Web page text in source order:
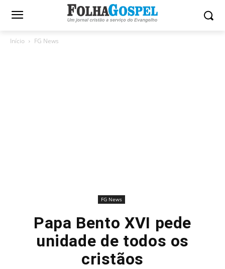
Início FG News
FG News
Papa Bento XVI pede
unidade de todos os
cristãos